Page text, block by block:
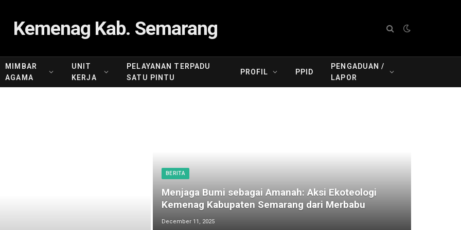
Kemenag Kab. Semarang
MIMBAR
AGAMA
UNIT
KERJA
PELAYANAN TERPADU
SATU PINTU
PROFIL PPID
PENGADUAN /
LAPOR
BERITA
Menjaga Bumi sebagai Amanah: Aksi Ekoteologi
Kemenag Kabupaten Semarang dari Merbabu
December 11, 2025